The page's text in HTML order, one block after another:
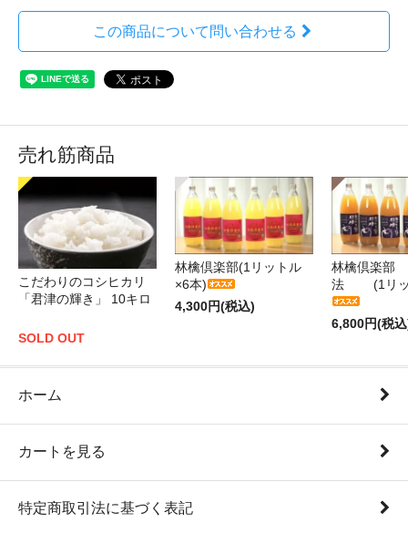
この商品について問い合わせる
売れ筋商品
こだわりのコシヒカリ
「君津の輝き」 10キロ
SOLD OUT
林檎倶楽部(1リットル
×6本)
4,300円(税込)
林檎倶楽部
法 (1リッ
6,800円(税
ホーム
カートを見る
特定商取引法に基づく表記